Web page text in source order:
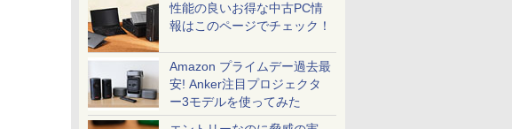
性能の良いお得な中古PC情
報はこのページでチェック！
Amazon プライムデー過去最
安! Anker注目プロジェクタ
ー3モデルを使ってみた